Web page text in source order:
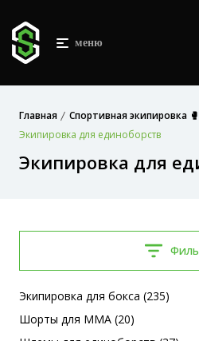
меню
Главная
Спортивная экипировка 🥊
Экипировка для единоборств
Экипировка для
Экипировка для бокса (235)
Шорты для MMA (20)